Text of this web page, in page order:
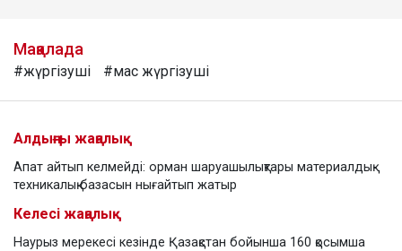
Мақалада
#жүргізуші #мас жүргізуші
Алдыңғы жаңалық
Апат айтып келмейді: орман шаруашылықтары материалдық-
техникалық базасын нығайтып жатыр
Келесі жаңалық
Наурыз мерекесі кезінде Қазақстан бойынша 160 қосымша